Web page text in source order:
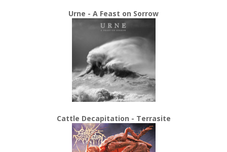
Urne - A Feast on Sorrow
Cattle Decapitation - Terrasite